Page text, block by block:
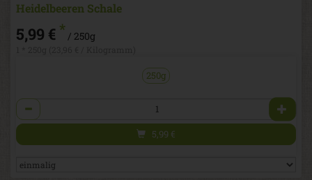
Heidelbeeren Schale
5,99 € * / 250g
250g
Anzahl
5,99 €